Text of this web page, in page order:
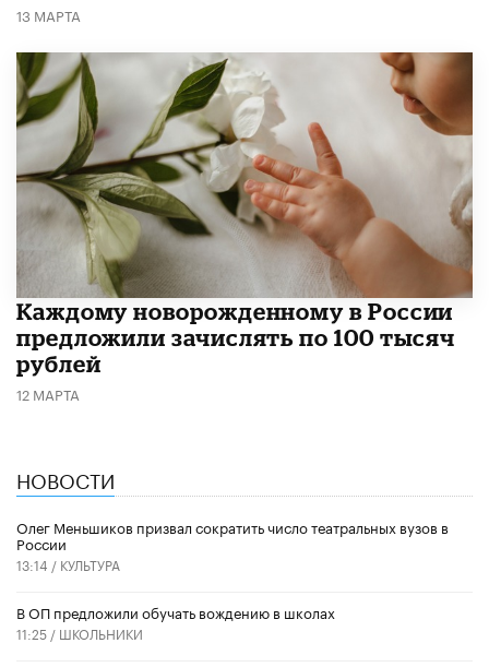
13 МАРТА
Каждому новорожденному в России
предложили зачислять по 100 тысяч
рублей
12 МАРТА
НОВОСТИ
Олег Меньшиков призвал сократить число театральных вузов в
России
13:14 / КУЛЬТУРА
В ОП предложили обучать вождению в школах
11:25 / ШКОЛЬНИКИ